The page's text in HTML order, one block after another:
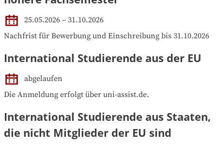
25.05.2026 – 31.10.2026
Nachfrist für Bewerbung und Einschreibung bis 31.10.2026
International Studierende aus der EU
abgelaufen
Die Anmeldung erfolgt über uni-assist.de.
International Studierende aus Staaten,
die nicht Mitglieder der EU sind